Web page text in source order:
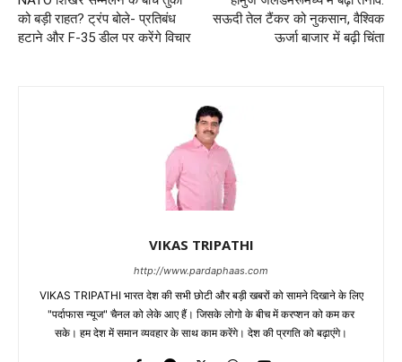
को बड़ी राहत? ट्रंप बोले- प्रतिबंध
हटाने और F-35 डील पर करेंगे विचार
सऊदी तेल टैंकर को नुकसान, वैश्विक
ऊर्जा बाजार में बढ़ी चिंता
VIKAS TRIPATHI
http://www.pardaphaas.com
VIKAS TRIPATHI भारत देश की सभी छोटी और बड़ी खबरों को सामने दिखाने के लिए
"पर्दाफास न्यूज" चैनल को लेके आए हैं। जिसके लोगो के बीच में करप्शन को कम कर
सके। हम देश में समान व्यवहार के साथ काम करेंगे। देश की प्रगति को बढ़ाएंगे।